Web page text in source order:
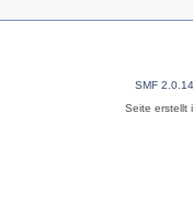
SMF 2.0.14
Seite erstellt